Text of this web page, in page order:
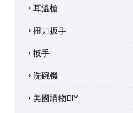
耳溫槍
扭力扳手
扳手
洗碗機
美國購物DIY